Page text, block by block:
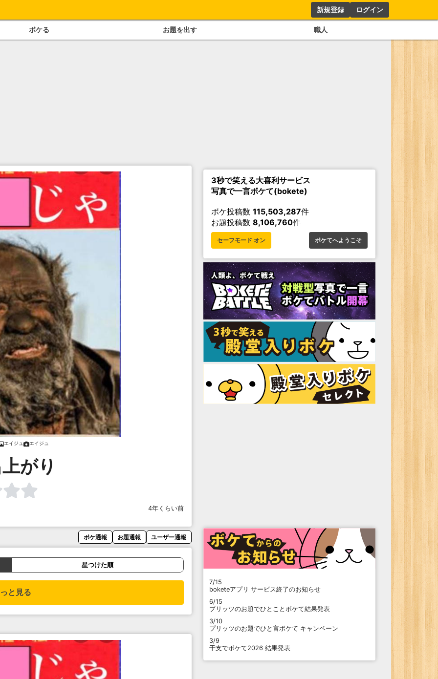
新規登録 ログイン
ボケる お題を出す 職人
エイジュ エイジュ
がり
4年くらい前
ボケ通報 お題通報 ユーザー通報
星つけた順
と見る
3秒で笑える大喜利サービス
写真で一言ボケて(bokete)
ボケ投稿数 115,503,287件
お題投稿数 8,106,760件
セーフモード オン ボケてへようこそ
7/15
boketeアプリ サービス終了のお知らせ
6/15
プリッツのお題でひとことボケて結果発表
3/10
プリッツのお題でひと言ボケて キャンペーン
3/9
干支でボケて2026 結果発表